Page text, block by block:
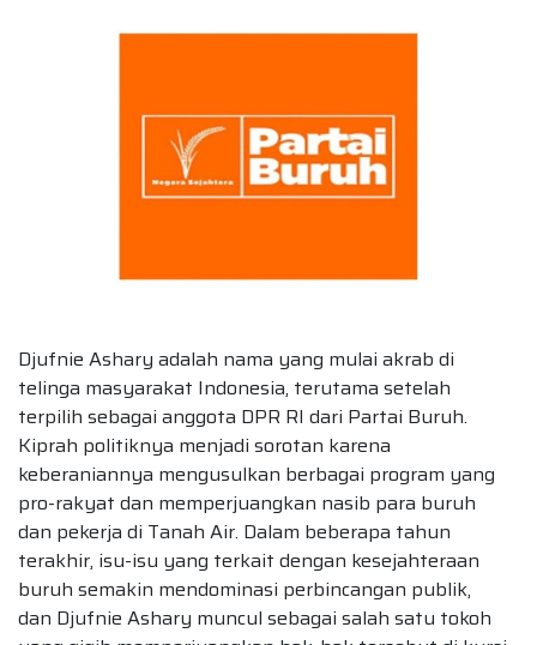
Djufnie Ashary adalah nama yang mulai akrab di
telinga masyarakat Indonesia, terutama setelah
terpilih sebagai anggota DPR RI dari Partai Buruh.
Kiprah politiknya menjadi sorotan karena
keberaniannya mengusulkan berbagai program yang
pro-rakyat dan memperjuangkan nasib para buruh
dan pekerja di Tanah Air. Dalam beberapa tahun
terakhir, isu-isu yang terkait dengan kesejahteraan
buruh semakin mendominasi perbincangan publik,
dan Djufnie Ashary muncul sebagai salah satu tokoh